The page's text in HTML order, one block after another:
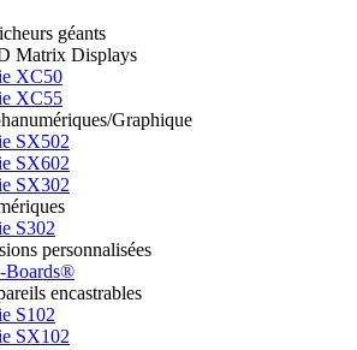
géants
Matrix Displays
XC50
XC55
Graphique
SX502
SX602
SX302
S302
personnalisées
Boards®
encastrables
S102
SX102